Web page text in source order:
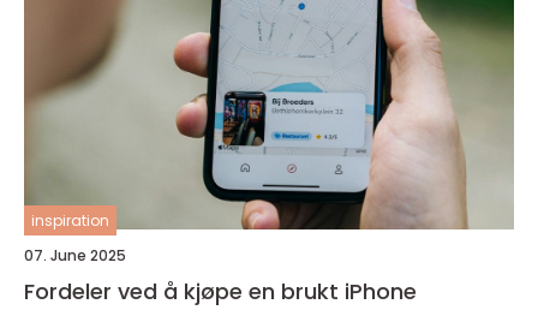
inspiration
07. June 2025
Fordeler ved å kjøpe en brukt iPhone